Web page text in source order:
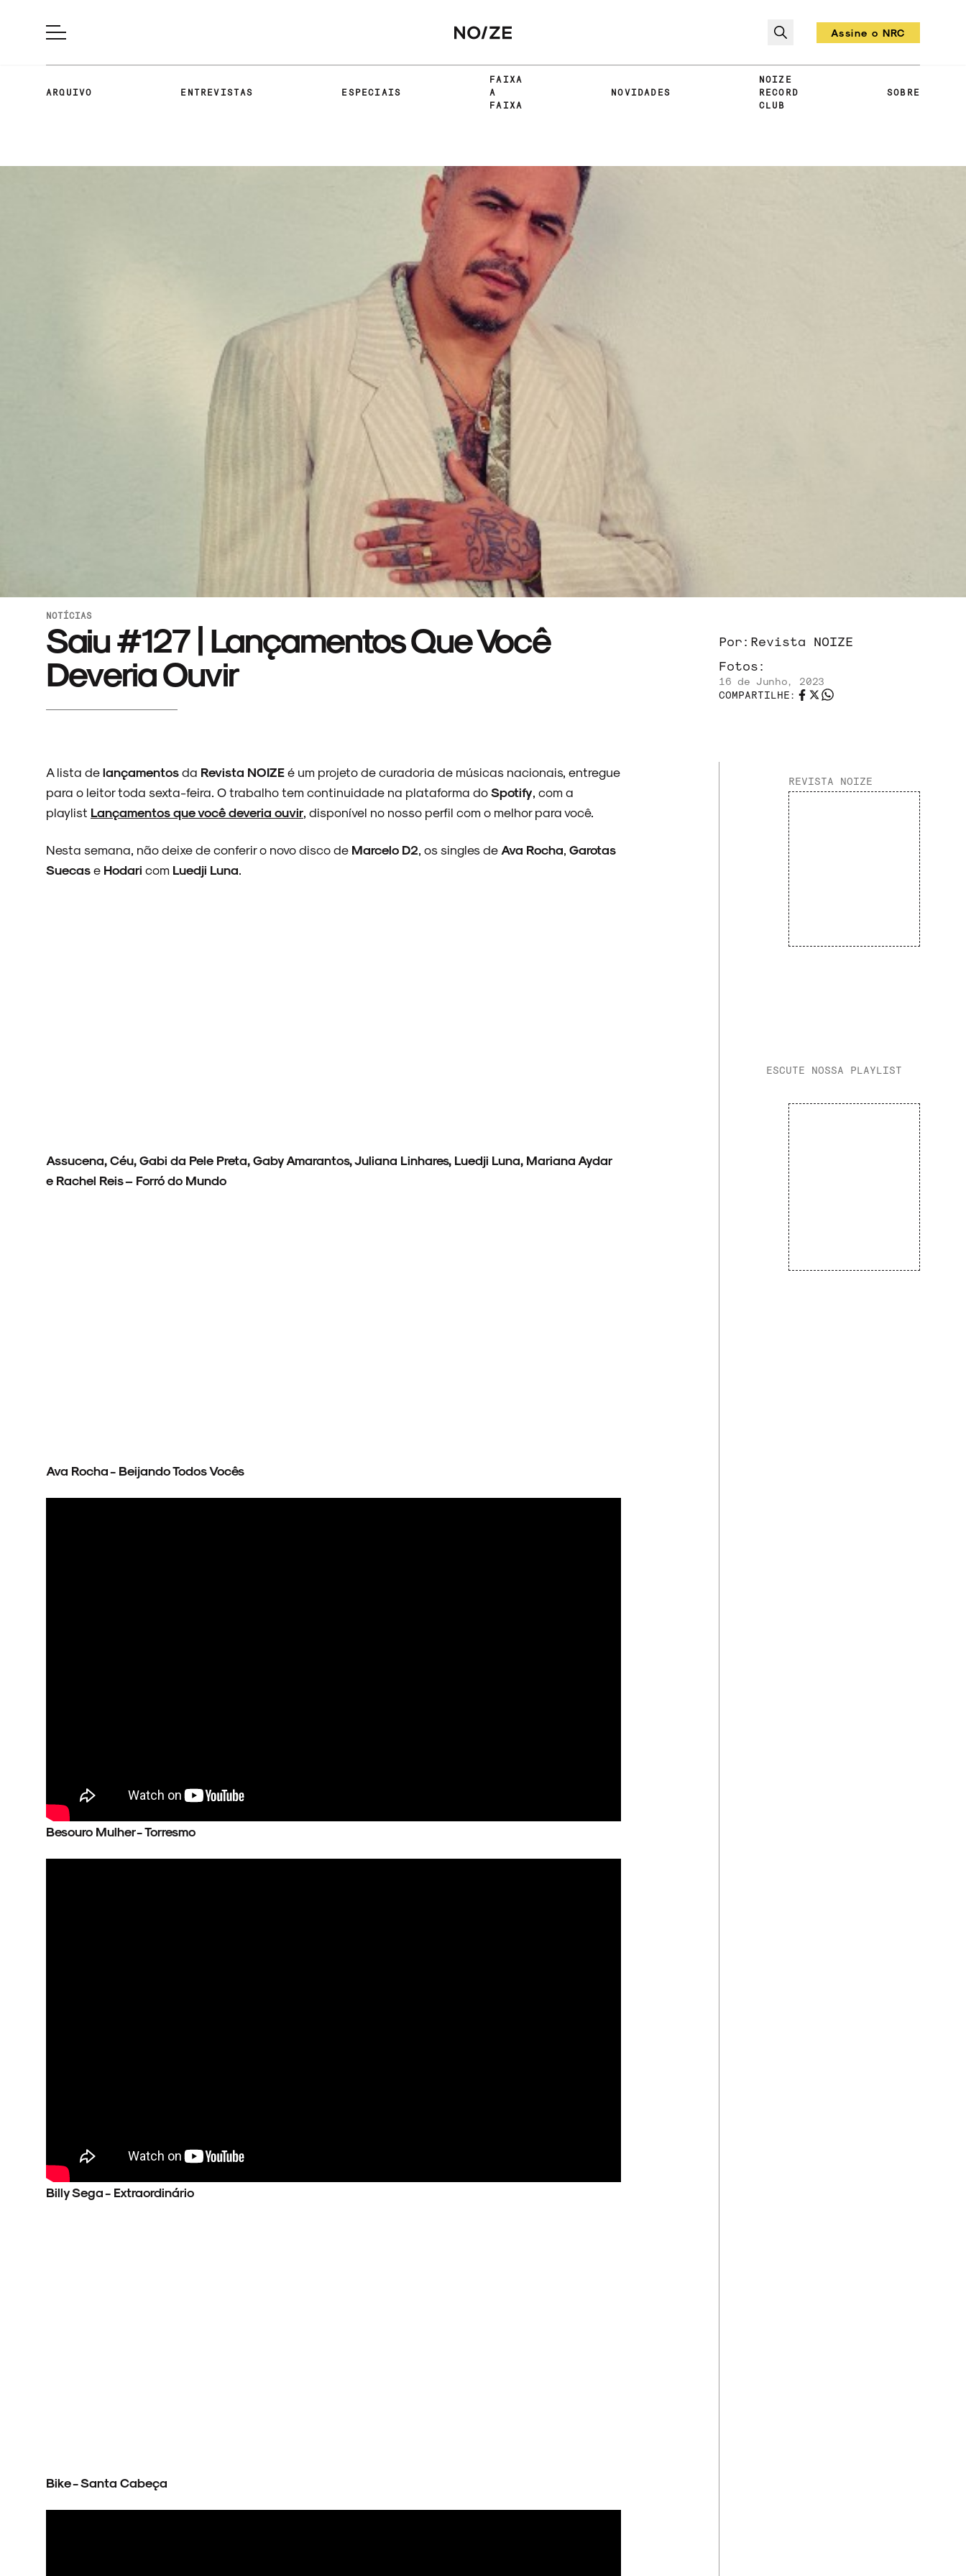
Assine o NRC
ARQUIVO ENTREVISTAS ESPECIAIS
FAIXA
A
FAIXA
NOVIDADES
NOIZE
RECORD
CLUB
SOBRE
NOTÍCIAS
Saiu #127 | Lançamentos Que Você
Deveria Ouvir
Por: Revista NOIZE
Fotos:
16 de Junho, 2023
COMPARTILHE:
A lista delançamentosda Revista NOIZEé um projeto de curadoria de músicas nacionais, entregue
para o leitor toda sexta-feira. O trabalho tem continuidade na plataforma doSpotify , com a
playlist Lançamentos que você deveria ouvir , disponível no nosso perfil com o melhor para você.
Nesta semana, não deixe de conferir o novo disco de Marcelo D2 , os singles de Ava Rocha Garotas
Suecase Hodari com Luedji Luna
Assucena, Céu, Gabi da Pele Preta, Gaby Amarantos, Juliana Linhares, Luedji Luna, Mariana Aydar
e Rachel Reis – Forró do Mundo
Ava Rocha - Beijando Todos Vocês
Besouro Mulher - Torresmo
Billy Sega - Extraordinário
Bike - Santa Cabeça
REVISTA NOIZE
ESCUTE NOSSA PLAYLIST